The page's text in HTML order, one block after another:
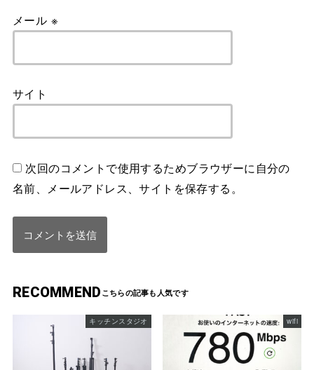
メール ※
サイト
次回のコメントで使用するためブラウザーに自分の
名前、メールアドレス、サイトを保存する。
RECOMMEND
キッチンスタジオ wifi